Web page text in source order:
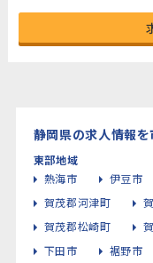
静岡県の求人情報を
東部地域
熱海市
伊豆市
賀茂郡河津町
賀茂郡松崎町
下田市
裾野市